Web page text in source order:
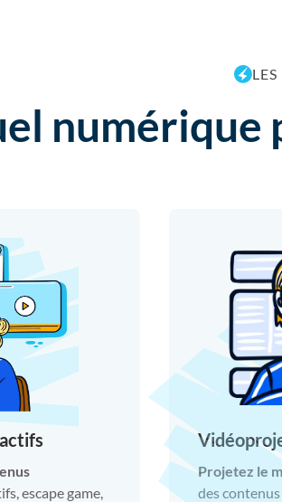
numérique
escape game,
Projetez le
des